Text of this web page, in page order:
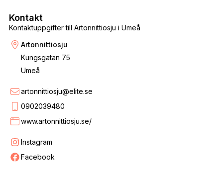
Kontaktuppgifter till Artonnittiosju i Umeå
Kontakt
Artonnittiosju
Kungsgatan 75
Umeå
artonnittiosju@elite.se
0902039480
www.artonnittiosju.se/
Instagram
Facebook